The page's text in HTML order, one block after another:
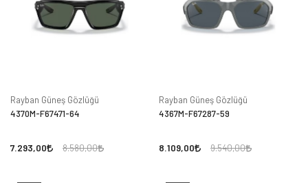
Rayban Güneş Gözlüğü
4370M-F67471-64
7.293,00 8.580,00
Rayban Güneş Gözlüğü
4367M-F67287-59
8.109,00 9.540,00